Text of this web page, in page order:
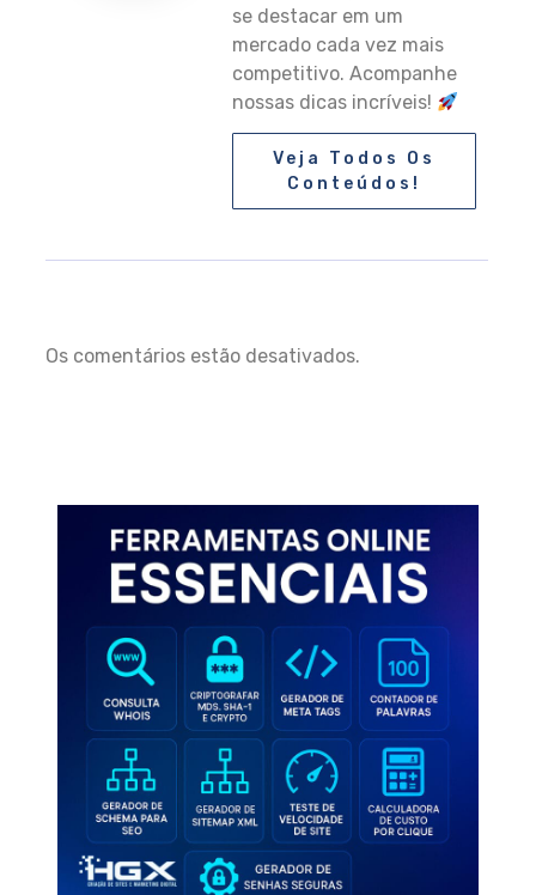
se destacar em um
mercado cada vez mais
competitivo. Acompanhe
nossas dicas incríveis!
Veja Todos Os
Conteúdos!
Os comentários estão desativados.